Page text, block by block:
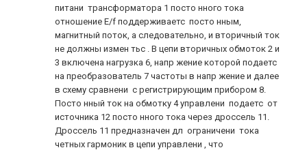
питани трансформатора 1 посто нного тока
отношение E/f поддерживаетс посто нным,
магнитный поток, а следовательно, и вторичный ток
не должны измен тьс . В цепи вторичных обмоток 2 и
3 включена нагрузка 6, напр жение которой подаетс
на преобразователь 7 частоты в напр жение и далее
в схему сравнени с регистрирующим прибором 8.
Посто нный ток на обмотку 4 управлени подаетс от
источника 12 посто нного тока через дроссель 11.
Дроссель 11 предназначен дл ограничени тока
четных гармоник в цепи управлени , что